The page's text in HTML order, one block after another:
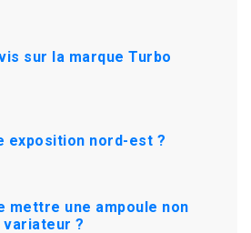
sur la marque Turbo
exposition nord-est ?
mettre une ampoule non
variateur ?